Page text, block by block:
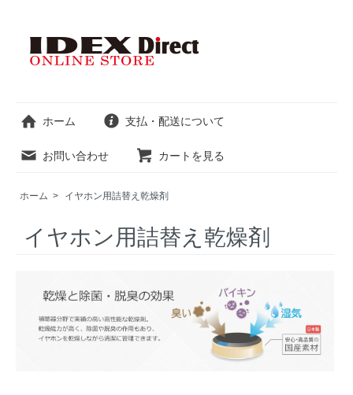
ホーム 支払・配送について
お問い合わせ カートを見る
ホーム > イヤホン用詰替え乾燥剤
イヤホン用詰替え乾燥剤